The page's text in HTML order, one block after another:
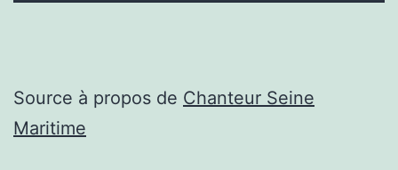
Source à propos de Chanteur Seine
Maritime